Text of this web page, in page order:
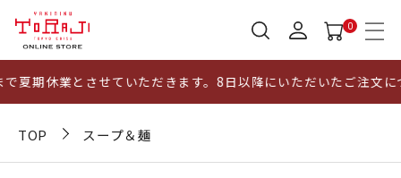
0
休業とさせていただきます。8日以降にいただいたご注文に
TOP スープ＆麺